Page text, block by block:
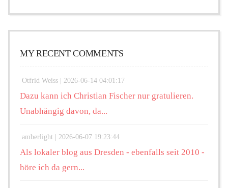
MY RECENT COMMENTS
Otfrid Weiss | 2026-06-14 04:01:17
Dazu kann ich Christian Fischer nur gratulieren.
Unabhängig davon, da...
amberlight | 2026-06-07 19:23:44
Als lokaler blog aus Dresden - ebenfalls seit 2010 -
höre ich da gern...